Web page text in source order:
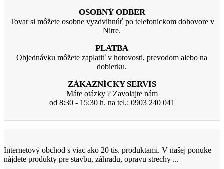
OSOBNÝ ODBER
Tovar si môžete osobne vyzdvihnúť po telefonickom dohovore v
Nitre.
PLATBA
Objednávku môžete zaplatiť v hotovosti, prevodom alebo na
dobierku.
ZÁKAZNÍCKY SERVIS
Máte otázky ? Zavolajte nám
od 8:30 - 15:30 h. na tel.: 0903 240 041
Internetový obchod s viac ako 20 tis. produktami. V našej ponuke
nájdete produkty pre stavbu, záhradu, opravu strechy ...